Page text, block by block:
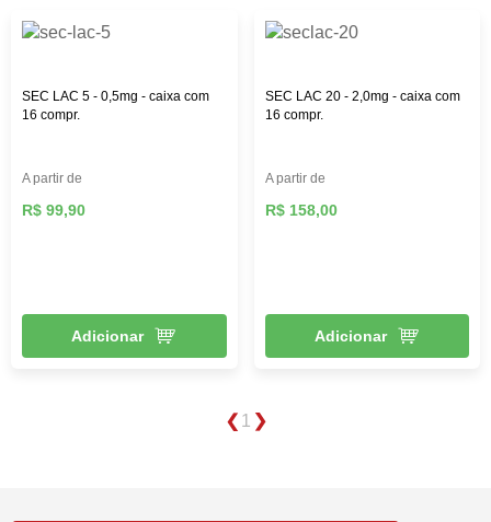
SEC LAC 5 - 0,5mg - caixa com
16 compr.
A partir de
R$ 99,90
Adicionar
SEC LAC 20 - 2,0mg - caixa com
16 compr.
A partir de
R$ 158,00
Adicionar
1